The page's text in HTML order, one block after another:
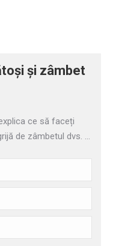
și zâmbet
ce să faceți
de zâmbetul dvs. ...